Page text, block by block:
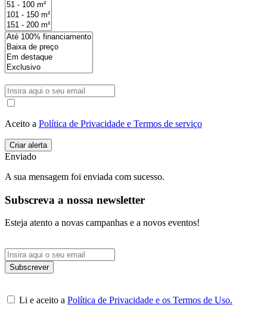
Aceito a Política de Privacidade e Termos de serviço
Enviado
A sua mensagem foi enviada com sucesso.
Subscreva a nossa newsletter
Esteja atento a novas campanhas e a novos eventos!
Li e aceito a Política de Privacidade e os Termos de Uso.